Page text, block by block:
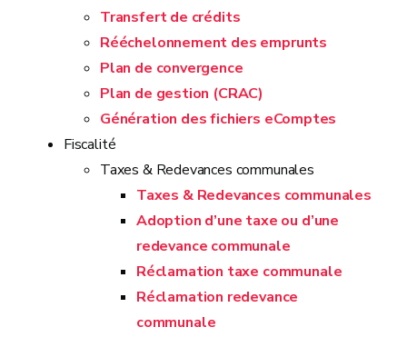
Transfert de crédits
Rééchelonnement des emprunts
Plan de convergence
Plan de gestion (CRAC)
Génération des fichiers eComptes
Fiscalité
Taxes & Redevances communales
Taxes & Redevances communales
Adoption d’une taxe ou d’une
redevance communale
Réclamation taxe communale
Réclamation redevance
communale